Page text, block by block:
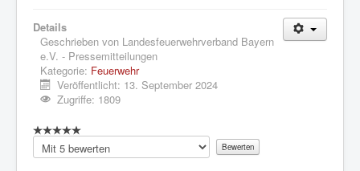
Details
Geschrieben von Landesfeuerwehrverband Bayern
e.V. - Pressemitteilungen
Kategorie: Feuerwehr
Veröffentlicht: 13. September 2024
Zugriffe: 1809
Bitte
bewerten